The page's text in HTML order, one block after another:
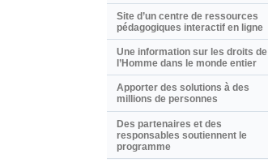
Site d’un centre de ressources
pédagogiques interactif en ligne
Une information sur les droits de
l’Homme dans le monde entier
Apporter des solutions à des
millions de personnes
Des partenaires et des
responsables soutiennent le
programme